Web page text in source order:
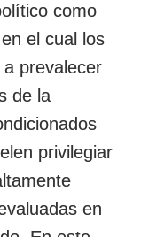
como
el cual los
prevalecer
de la
privilegiar
en